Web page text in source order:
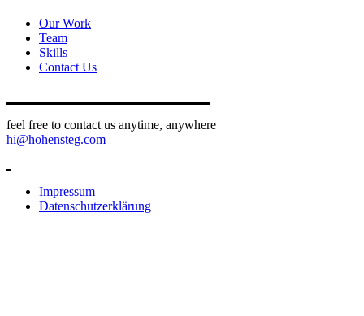
Our Work
Team
Skills
Contact Us
feel free to contact us anytime, anywhere
hi@hohensteg.com
Impressum
Datenschutzerklärung